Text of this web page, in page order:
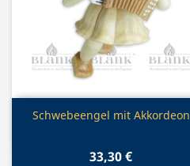
Vorschau
Schwebeengel mit Akkordeon
33,30 €